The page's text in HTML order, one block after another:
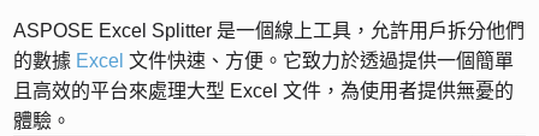
ASPOSE Excel Splitter 是一個線上工具，允許用戶拆分他們
的數據 Excel 文件快速、方便。它致力於透過提供一個簡單
且高效的平台來處理大型 Excel 文件，為使用者提供無憂的
體驗。